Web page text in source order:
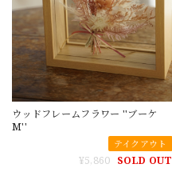
ウッドフレームフラワー ''ブーケ
M''
テイクアウト
¥5,860 SOLD OUT